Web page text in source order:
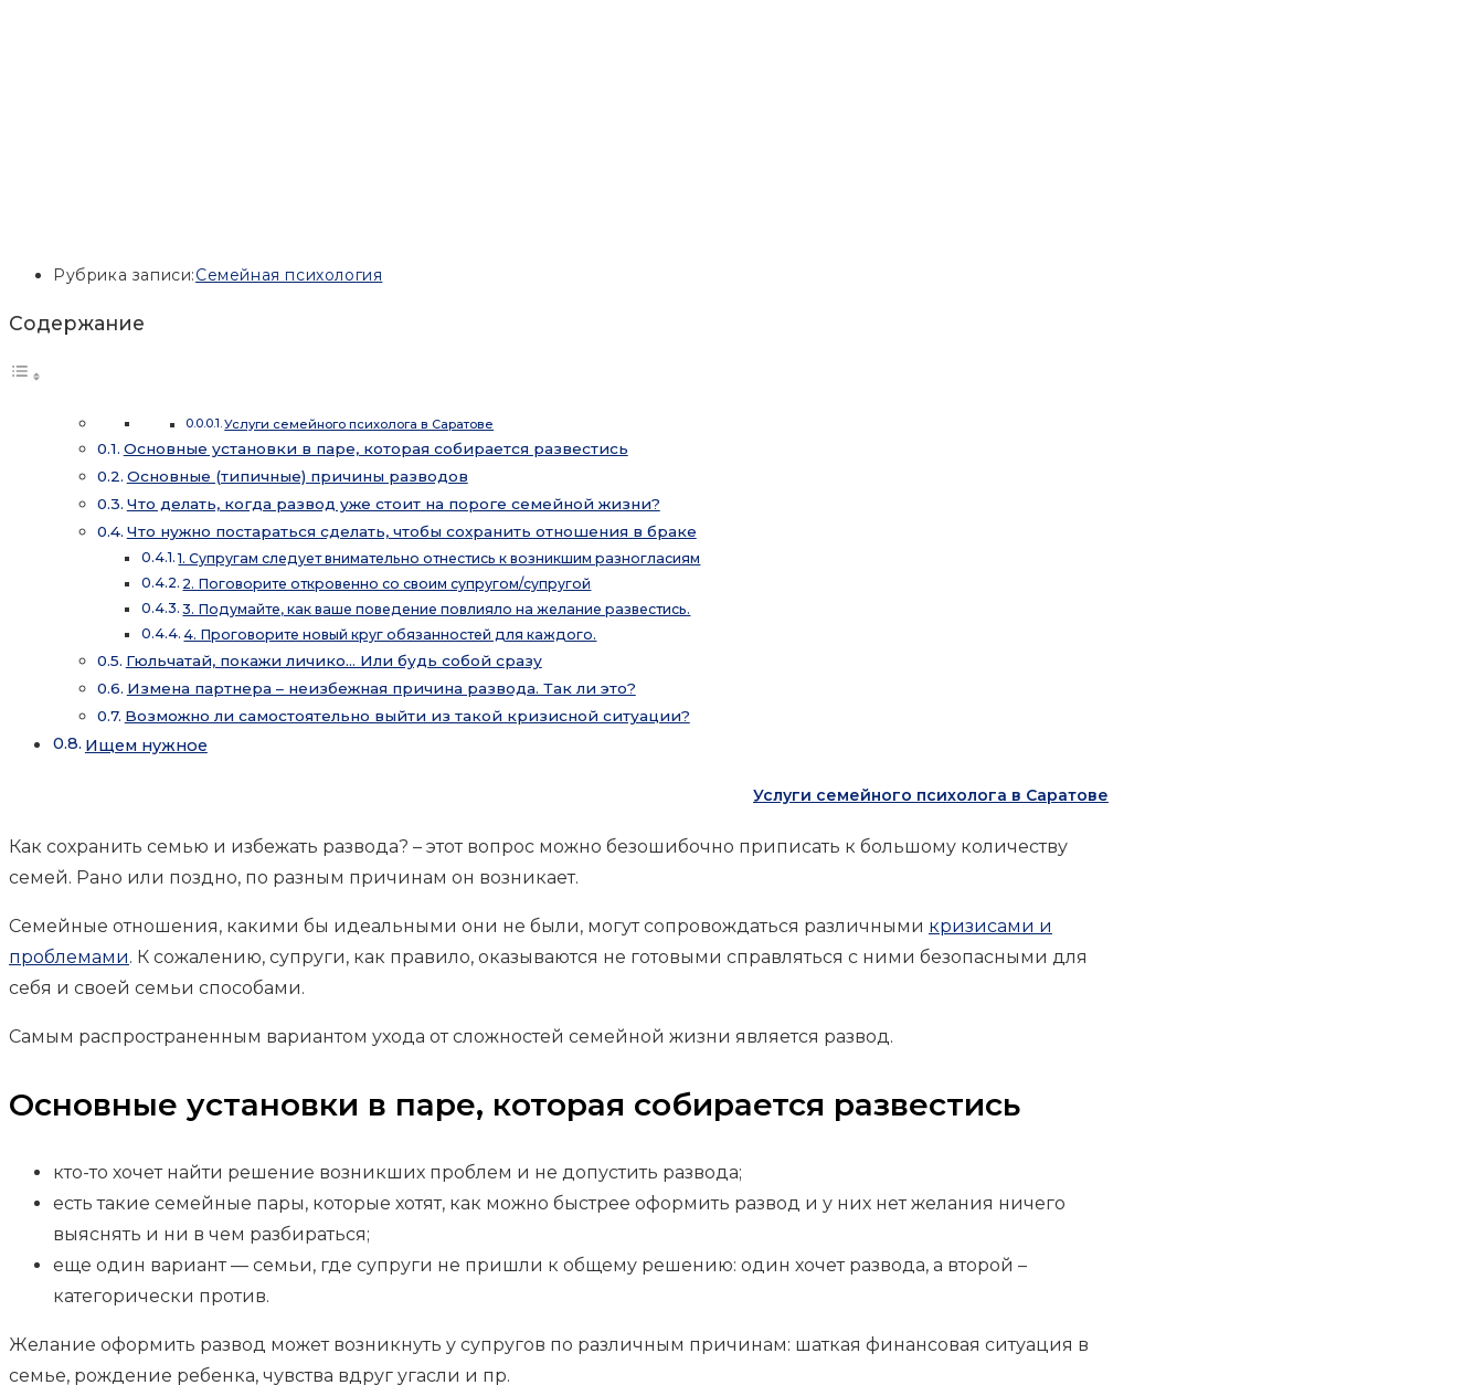
Рубрика записи:Семейная психология
Содержание
Услуги семейного психолога в Саратове
Основные установки в паре, которая собирается развестись
Основные (типичные) причины разводов
Что делать, когда развод уже стоит на пороге семейной жизни?
Что нужно постараться сделать, чтобы сохранить отношения в браке
1. Супругам следует внимательно отнестись к возникшим разногласиям
2. Поговорите откровенно со своим супругом/супругой
3. Подумайте, как ваше поведение повлияло на желание развестись.
4. Проговорите новый круг обязанностей для каждого.
Гюльчатай, покажи личико… Или будь собой сразу
Измена партнера – неизбежная причина развода. Так ли это?
Возможно ли самостоятельно выйти из такой кризисной ситуации?
Ищем нужное
Услуги семейного психолога в Саратове
Как сохранить семью и избежать развода? – этот вопрос можно безошибочно приписать к большому количеству
семей. Рано или поздно, по разным причинам он возникает.
Семейные отношения, какими бы идеальными они не были, могут сопровождаться различными кризисами и
проблемами. К сожалению, супруги, как правило, оказываются не готовыми справляться с ними безопасными для
себя и своей семьи способами.
Самым распространенным вариантом ухода от сложностей семейной жизни является развод.
Основные установки в паре, которая собирается развестись
кто-то хочет найти решение возникших проблем и не допустить развода;
есть такие семейные пары, которые хотят, как можно быстрее оформить развод и у них нет желания ничего
выяснять и ни в чем разбираться;
еще один вариант — семьи, где супруги не пришли к общему решению: один хочет развода, а второй –
категорически против.
Желание оформить развод может возникнуть у супругов по различным причинам: шаткая финансовая ситуация в
семье, рождение ребенка, чувства вдруг угасли и пр.